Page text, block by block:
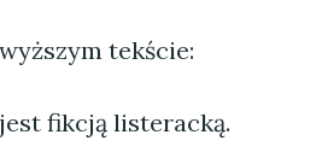
tekście:
fikcją listeracką.